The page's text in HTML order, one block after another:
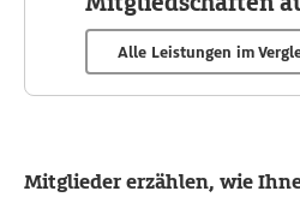
Alle Leistungen im
Mitglieder erzählen, wie